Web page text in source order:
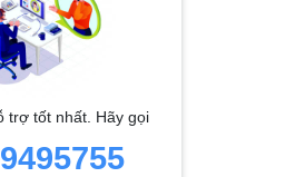
trợ tốt nhất. Hãy gọi